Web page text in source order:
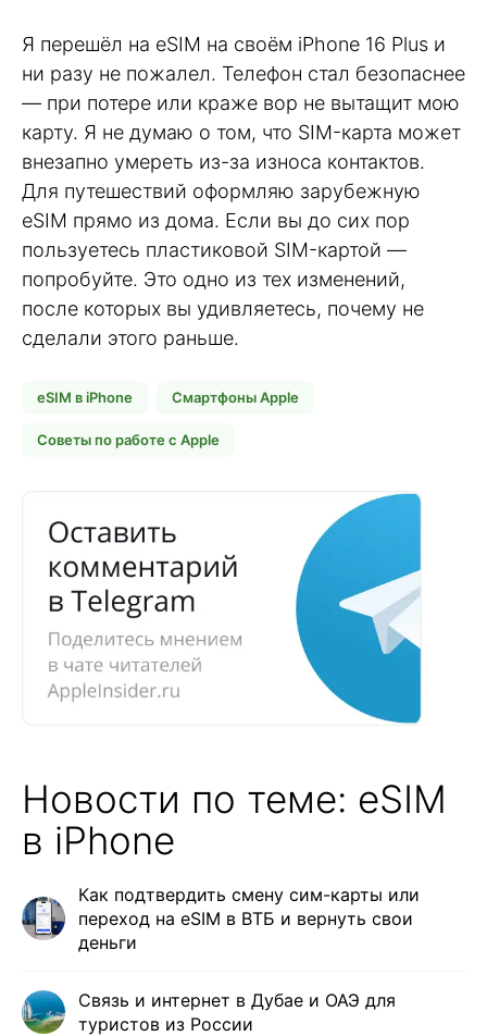
Я перешёл на eSIM на своём iPhone 16 Plus и
ни разу не пожалел. Телефон стал безопаснее
— при потере или краже вор не вытащит мою
карту. Я не думаю о том, что SIM-карта может
внезапно умереть из-за износа контактов.
Для путешествий оформляю зарубежную
eSIM прямо из дома. Если вы до сих пор
пользуетесь пластиковой SIM-картой —
попробуйте. Это одно из тех изменений,
после которых вы удивляетесь, почему не
сделали этого раньше.
eSIM в iPhone Смартфоны Apple
Советы по работе с Apple
Новости по теме: eSIM
в iPhone
Как подтвердить смену сим-карты или
переход на eSIM в ВТБ и вернуть свои
деньги
Связь и интернет в Дубае и ОАЭ для
туристов из России